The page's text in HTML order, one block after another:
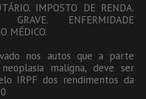
IMPOSTO DE RENDA.
GRAVE. ENFERMIDADE
MÉDICO.
nos autos que a parte
maligna, deve ser
IRPF dos rendimentos da